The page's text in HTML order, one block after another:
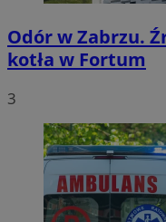
Odór w Zabrzu.
kotła w Fortum
3